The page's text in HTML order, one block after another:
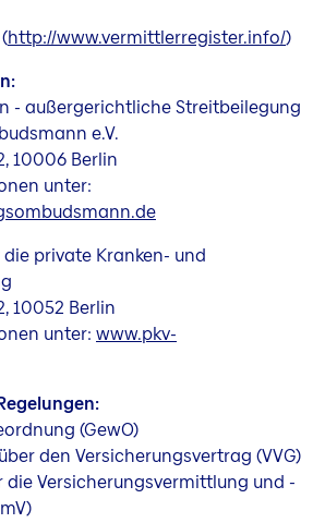
http://www.vermittlerregister.info/)
- außergerichtliche Streitbeilegung
e.V.
10006 Berlin
unter:
private Kranken- und
10052 Berlin
unter: www.pkv-
(GewO)
den Versicherungsvertrag (VVG)
die Versicherungsvermittlung und -